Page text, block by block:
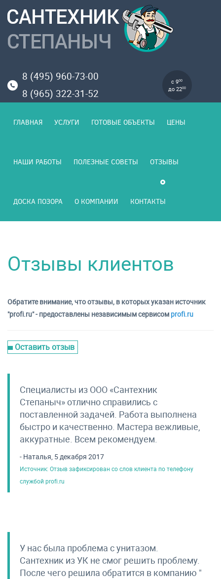
8 (495) 960-73-00
8 (965) 322-31-52
с 900
до 2200
ГЛАВНАЯ УСЛУГИ ГОТОВЫЕ ОБЪЕКТЫ ЦЕНЫ
НАШИ РАБОТЫ ПОЛЕЗНЫЕ СОВЕТЫ ОТЗЫВЫ
ДОСКА ПОЗОРА О КОМПАНИИ КОНТАКТЫ
Отзывы клиентов
Обратите внимание, что отзывы, в которых указан источник
"profi.ru" - предоставлены независимым сервисом profi.ru
Оставить отзыв
Специалисты из ООО «Сантехник
Степаныч» отлично справились с
поставленной задачей. Работа выполнена
быстро и качественно. Мастера вежливые,
аккуратные. Всем рекомендуем.
- Наталья, 5 декабря 2017
Источник: Отзыв зафиксирован со слов клиента по телефону
службой profi.ru
У нас была проблема с унитазом.
Сантехник из УК не смог решить проблему.
После чего решила обратится в компанию "